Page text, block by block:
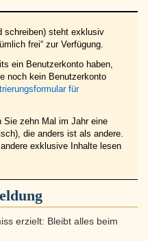
schreiben) steht exklusiv
frei“ zur Verfügung.
ein Benutzerkonto haben,
noch kein Benutzerkonto
für
Sie zehn Mal im Jahr eine
die anders ist als andere.
exklusive Inhalte lesen
erzielt: Bleibt alles beim